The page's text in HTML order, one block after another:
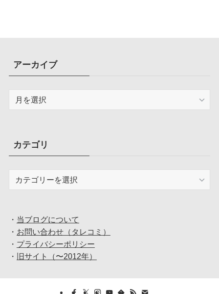
アーカイブ
ブカテゴリ
・ 当ブログについて
・ お問い合わせ（タレコミ）
・ プライバシーポリシー
・
旧サイト（〜2012年）